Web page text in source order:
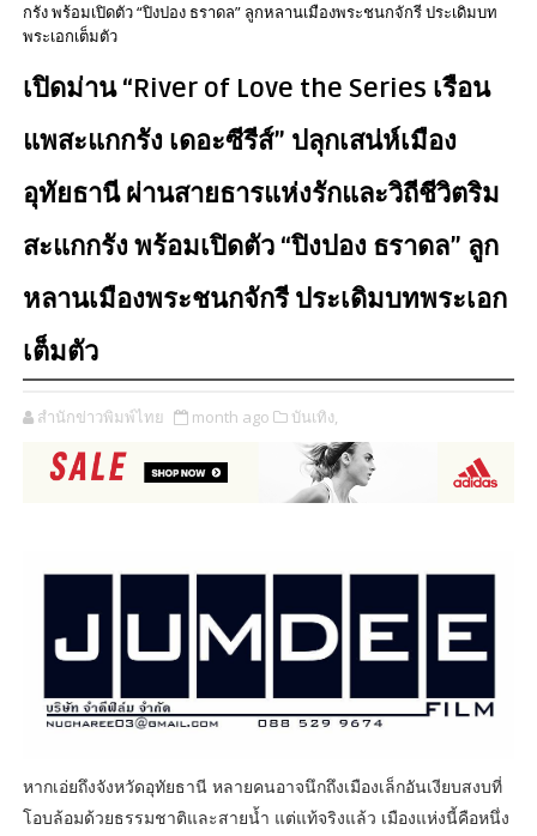
กรัง พร้อมเปิดตัว “ปิงปอง ธราดล” ลูกหลานเมืองพระชนกจักรี ประเดิมบท
พระเอกเต็มตัว
เปิดม่าน “River of Love the Series เรือน
แพสะแกกรัง เดอะซีรีส์” ปลุกเสน่ห์เมือง
อุทัยธานี ผ่านสายธารแห่งรักและวิถีชีวิตริม
สะแกกรัง พร้อมเปิดตัว “ปิงปอง ธราดล” ลูก
หลานเมืองพระชนกจักรี ประเดิมบทพระเอก
เต็มตัว
สำนักข่าวพิมพ์ไทย month ago บันเทิง,
หากเอ่ยถึงจังหวัดอุทัยธานี หลายคนอาจนึกถึงเมืองเล็กอันเงียบสงบที่
โอบล้อมด้วยธรรมชาติและสายน้ำ แต่แท้จริงแล้ว เมืองแห่งนี้คือหนึ่ง